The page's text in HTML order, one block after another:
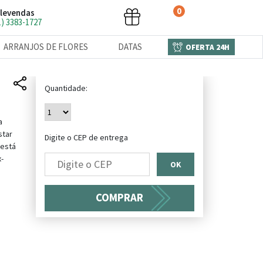
3383-1727
0
ARRANJOS DE FLORES DATAS OFERTA 24H
est
Quantidade:
Digite o CEP de entrega
OK
COMPRAR